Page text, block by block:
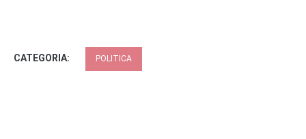
CATEGORIA: POLITICA